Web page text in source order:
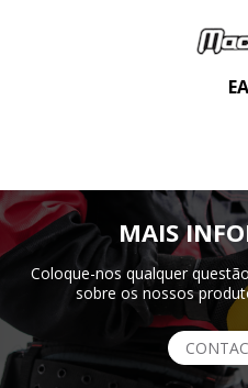
MAIS
Coloque-nos qualquer
sobre os nossos